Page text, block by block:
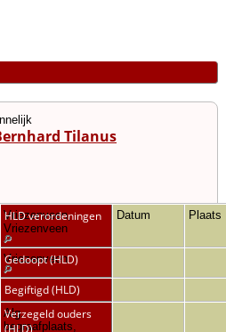
Tilanus
Vriezenveen,
Vriezenveen
HLD verordeningen Datum Plaats
Vriezenveen
Gedoopt (HLD)
Begiftigd (HLD)
Alg.
begraafplaats,
Verzegeld ouders
(HLD)